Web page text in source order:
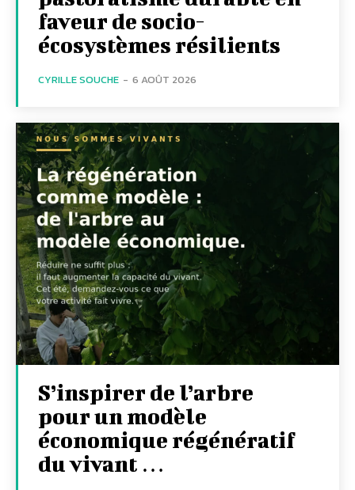
faveur de socio-
écosystèmes résilients
CYRILLE SOUCHE - 6 AOÛT 2026
S’inspirer de l’arbre
pour un modèle
économique régénératif
du vivant …